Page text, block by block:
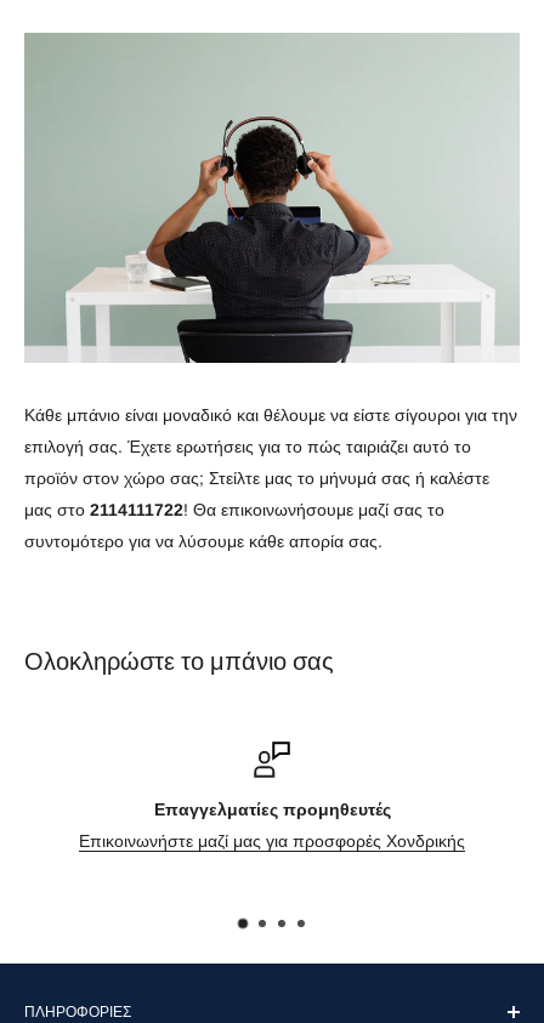
Κάθε μπάνιο είναι μοναδικό και θέλουμε να είστε σίγουροι για την
επιλογή σας. Έχετε ερωτήσεις για το πώς ταιριάζει αυτό το
προϊόν στον χώρο σας; Στείλτε μας το μήνυμά σας ή καλέστε
μας στο 2114111722! Θα επικοινωνήσουμε μαζί σας το
συντομότερο για να λύσουμε κάθε απορία σας.
Ολοκληρώστε το μπάνιο σας
Επαγγελματίες προμηθευτές
Επικοινωνήστε μαζί μας για προσφορές Χονδρικής
ΠΛΗΡΟΦΟΡΊΕΣ